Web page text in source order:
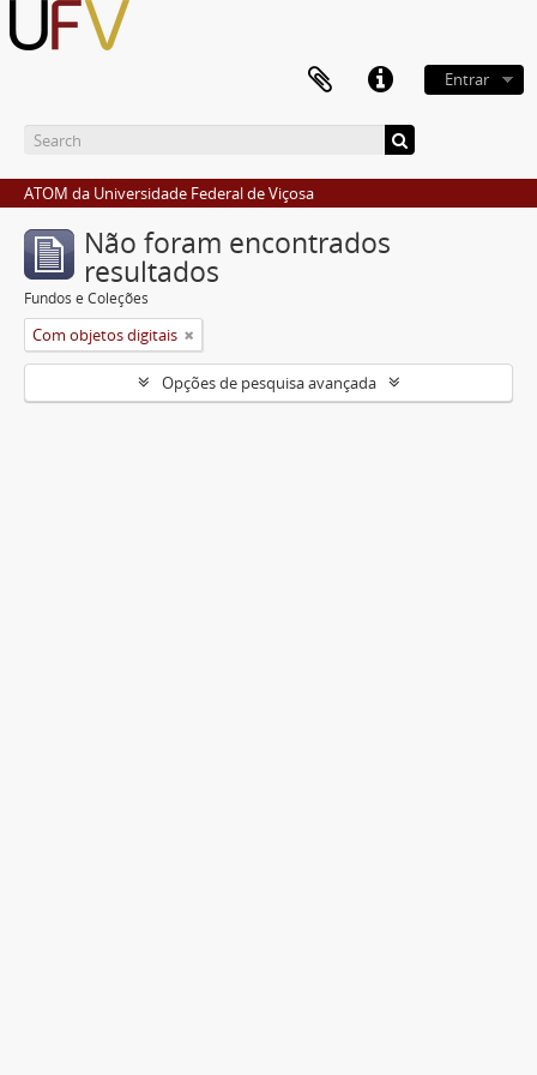
Entrar
ATOM da Universidade Federal de Viçosa
Não foram encontrados
resultados
Fundos e Coleções
Com objetos digitais
Opções de pesquisa avançada